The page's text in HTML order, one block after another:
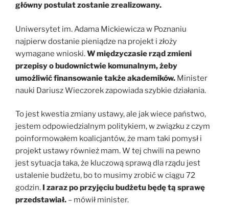
główny postulat zostanie zrealizowany.
Uniwersytet im. Adama Mickiewicza w Poznaniu
najpierw dostanie pieniądze na projekt i złoży
wymagane wnioski.W międzyczasie rząd zmieni
przepisy o budownictwie komunalnym, żeby
umożliwić finansowanie także akademików. Minister
nauki Dariusz Wieczorek zapowiada szybkie działania.
To jest kwestia zmiany ustawy, ale jak wiece państwo,
jestem odpowiedzialnym politykiem, w związku z czym
poinformowałem koalicjantów, że mam taki pomysł i
projekt ustawy również mam. W tej chwili na pewno
jest sytuacja taka, że kluczową sprawą dla rządu jest
ustalenie budżetu, bo to musimy zrobić w ciągu 72
godzin. I zaraz po przyjęciu budżetu będę tą sprawę
przedstawiał. – mówił minister.